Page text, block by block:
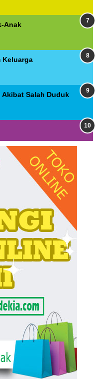
Anak
Keluarga
Salah Duduk